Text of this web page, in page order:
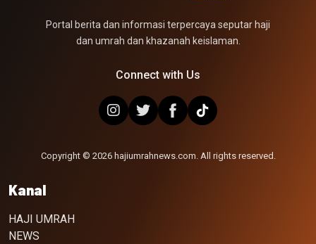
Portal berita dan informasi terpercaya seputar haji
dan umrah dan khazanah keislaman.
Connect with Us
Copyright © 2026 hajiumrahnews.com. All rights reserved.
Kanal
HAJI UMRAH
NEWS